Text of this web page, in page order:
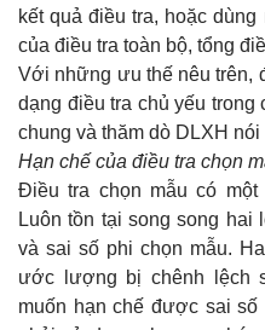
kết quả điều tra, hoặc
của điều tra toàn bộ, tổng
Với những ưu thế nêu trên,
dạng điều tra chủ yếu
chung và thăm dò DLXH nói
Hạn chế của điều tra chọn
Điều tra chọn mẫu có
Luôn tồn tại song song hai
và sai số phi chọn mẫu.
ước lượng bị chênh lệch
muốn hạn chế được sai